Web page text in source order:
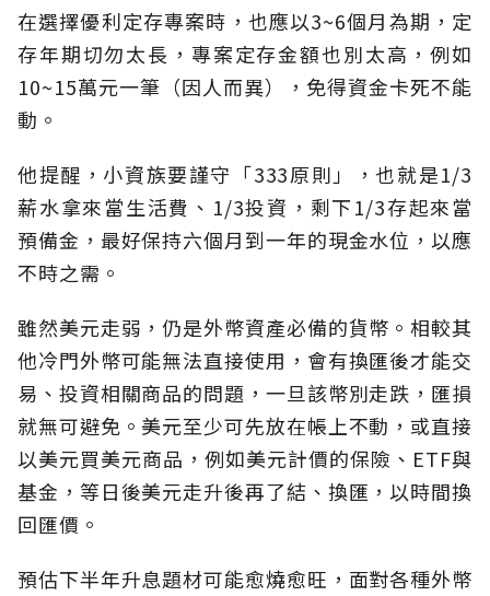
在選擇優利定存專案時，也應以3~6個月為期，定
存年期切勿太長，專案定存金額也別太高，例如
10~15萬元一筆（因人而異），免得資金卡死不能
動。
他提醒，小資族要謹守「333原則」，也就是1/3
薪水拿來當生活費、1/3投資，剩下1/3存起來當
預備金，最好保持六個月到一年的現金水位，以應
不時之需。
雖然美元走弱，仍是外幣資產必備的貨幣。相較其
他冷門外幣可能無法直接使用，會有換匯後才能交
易、投資相關商品的問題，一旦該幣別走跌，匯損
就無可避免。美元至少可先放在帳上不動，或直接
以美元買美元商品，例如美元計價的保險、ETF與
基金，等日後美元走升後再了結、換匯，以時間換
回匯價。
預估下半年升息題材可能愈燒愈旺，面對各種外幣